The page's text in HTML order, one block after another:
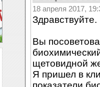
18 апреля 2017,
Здравствуйте.
Вы
щетовидной
Я пришел в